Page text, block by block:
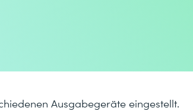
Ausgabegeräte eingestellt.